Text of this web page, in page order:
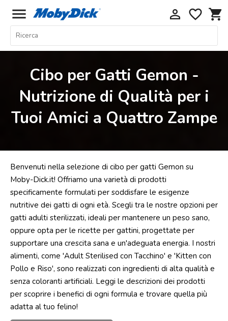
menu perm_identity favorite_border shopping_cart
Home
Cani
Gatti
Piccoli
Mammiferi
Uccelli
Chi
siamo
Punti
vendita
Blog
e
news
Cibo per Gatti Gemon -
Nutrizione di Qualità per i
Tuoi Amici a Quattro Zampe
Benvenuti nella selezione di cibo per gatti Gemon su
Moby-Dick.it! Offriamo una varietà di prodotti
specificamente formulati per soddisfare le esigenze
nutritive dei gatti di ogni età. Scegli tra le nostre opzioni per
gatti adulti sterilizzati, ideali per mantenere un peso sano,
oppure opta per le ricette per gattini, progettate per
supportare una crescita sana e un'adeguata energia. I nostri
alimenti, come 'Adult Sterilised con Tacchino' e 'Kitten con
Pollo e Riso', sono realizzati con ingredienti di alta qualità e
senza coloranti artificiali. Leggi le descrizioni dei prodotti
per scoprire i benefici di ogni formula e trovare quella più
adatta al tuo felino!